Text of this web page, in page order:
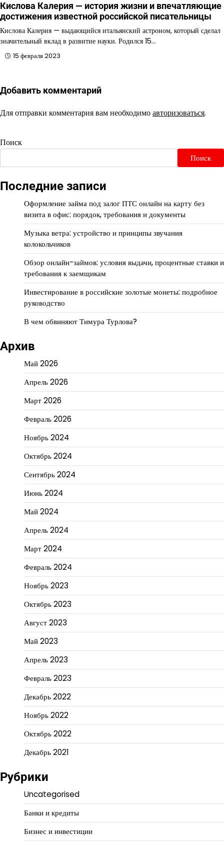
Кислова Калерия — история жизни и впечатляющие
достижения известной российской писательницы
Кислова Калерия — выдающийся итальянский астроном, который сделал
значительный вклад в развитие науки. Родился 15…
15 февраля 2023
Добавить комментарий
Для отправки комментария вам необходимоавторизоваться.
Поиск
Поиск
Последние записи
Оформление займа под залог ПТС онлайн на карту без
визита в офис: порядок, требования и документы
Музыка ветра: устройство и принципы звучания
колокольчиков
Обзор онлайн-займов: условия выдачи, процентные ставки и
требования к заемщикам
Инвестирование в российские золотые монеты: подробное
руководство
В чем обвиняют Тимура Турлова?
Архив
Май 2026
Апрель 2026
Март 2026
Февраль 2026
Ноябрь 2024
Октябрь 2024
Сентябрь 2024
Июнь 2024
Май 2024
Апрель 2024
Март 2024
Февраль 2024
Ноябрь 2023
Октябрь 2023
Август 2023
Май 2023
Апрель 2023
Февраль 2023
Декабрь 2022
Ноябрь 2022
Октябрь 2022
Декабрь 2021
Рубрики
Uncategorised
Банки и кредиты
Бизнес и инвестиции